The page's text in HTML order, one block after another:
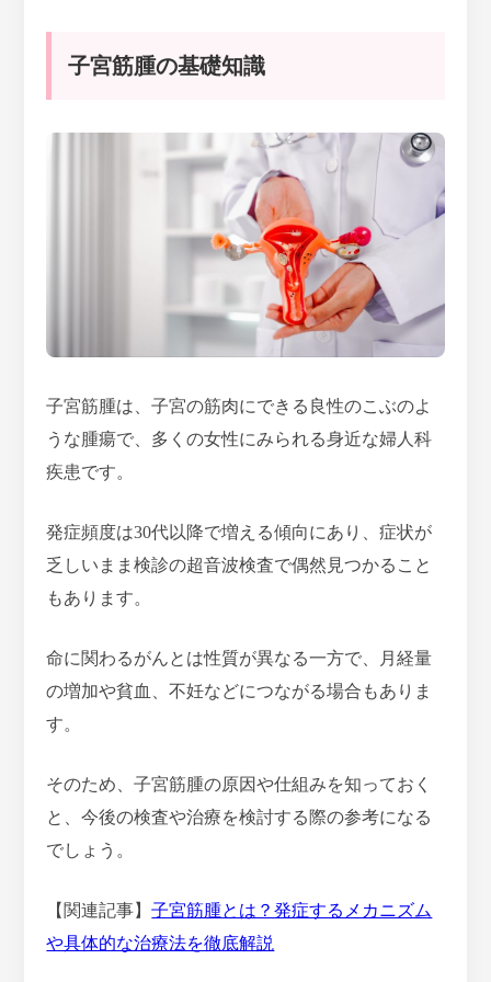
子宮筋腫の基礎知識
子宮筋腫は、子宮の筋肉にできる良性のこぶのよ
うな腫瘍で、多くの女性にみられる身近な婦人科
疾患です。
発症頻度は30代以降で増える傾向にあり、症状が
乏しいまま検診の超音波検査で偶然見つかること
もあります。
命に関わるがんとは性質が異なる一方で、月経量
の増加や貧血、不妊などにつながる場合もありま
す。
そのため、子宮筋腫の原因や仕組みを知っておく
と、今後の検査や治療を検討する際の参考になる
でしょう。
【関連記事】子宮筋腫とは？発症するメカニズム
や具体的な治療法を徹底解説